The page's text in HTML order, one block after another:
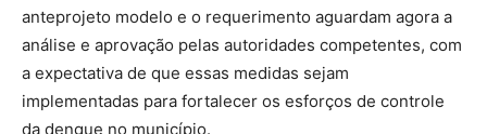
anteprojeto modelo e o requerimento aguardam agora a
análise e aprovação pelas autoridades competentes, com
a expectativa de que essas medidas sejam
implementadas para fortalecer os esforços de controle
da dengue no município.